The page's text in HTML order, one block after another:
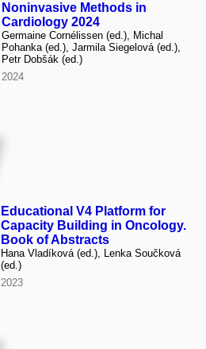
Noninvasive Methods in
Cardiology 2024
Germaine Cornélissen (ed.), Michal
Pohanka (ed.), Jarmila Siegelová (ed.),
Petr Dobšák (ed.)
2024
Educational V4 Platform for
Capacity Building in Oncology.
Book of Abstracts
Hana Vladíková (ed.), Lenka Součková
(ed.)
2023